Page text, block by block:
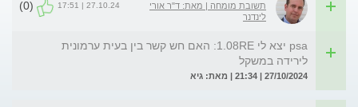
תשובת מומחה | מאת: ד"ר אורי
לינדנר
27.10.24 | 17:51
(0)
psa יצא לי 1.08RE: האם חש קשר בין בעית ערמונית
לירידה במשקל
27/10/2024 | 21:34 | מאת: גיא